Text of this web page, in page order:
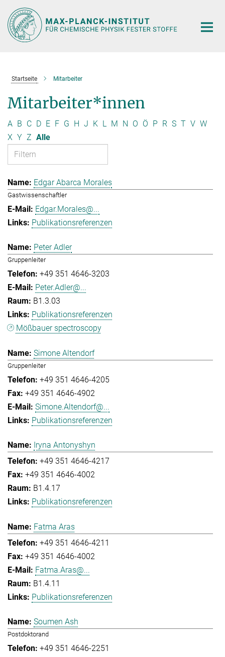
Hauptinhalt
Startseite Mitarbeiter
Mitarbeiter*innen
A B C D E F G H J K L M N O Ö P R S T V W
X Y Z Alle
Edgar Abarca Morales
Gastwissenschaftler
Edgar.Morales@...
Publikationsreferenzen
Peter Adler
Gruppenleiter
+49 351 4646-3203
Peter.Adler@...
B1.3.03
Publikationsreferenzen
Mößbauer spectroscopy
Simone Altendorf
Gruppenleiter
+49 351 4646-4205
+49 351 4646-4902
Simone.Altendorf@...
Publikationsreferenzen
Iryna Antonyshyn
+49 351 4646-4217
+49 351 4646-4002
B1.4.17
Publikationsreferenzen
Fatma Aras
+49 351 4646-4211
+49 351 4646-4002
Fatma.Aras@...
B1.4.11
Publikationsreferenzen
Soumen Ash
Postdoktorand
+49 351 4646-2251